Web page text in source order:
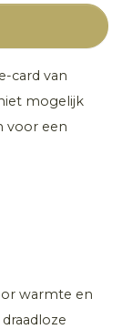
card van
mogelijk
voor een
warmte en